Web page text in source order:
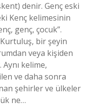
denir. Genç eski
Kenç kelimesinin
genç, çocuk”.
bir şeyin
veya kişiden
Aynı kelime,
ve daha sonra
şehirler ve ülkeler
ne…